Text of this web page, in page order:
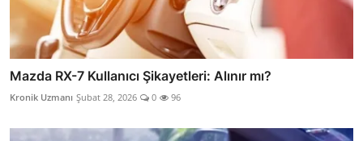
Mazda RX-7 Kullanıcı Şikayetleri: Alınır mı?
Kronik Uzmanı Şubat 28, 2026 0 96